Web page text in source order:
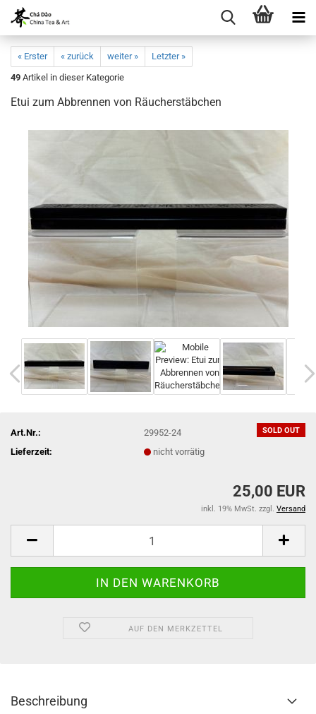
« Erster « zurück weiter »
Letzter »
49 Artikel in dieser Kategorie
Etui zum Abbrennen von Räucherstäbchen
SOLD OUT
Art.Nr.:
29952-24
Lieferzeit:
nicht vorrätig
25,00 EUR
inkl. 19% MwSt. zzgl. Versand
AUF DEN MERKZETTEL
Beschreibung